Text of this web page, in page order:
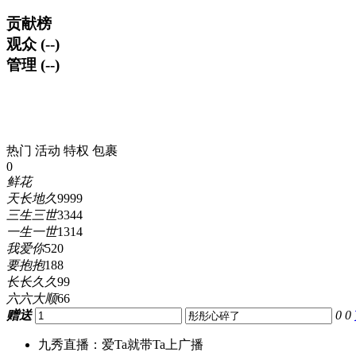
贡献榜
观众 (--)
管理 (--)
热门 活动 特权 包裹
0
鲜花
天长地久9999
三生三世3344
一生一世1314
我爱你520
要抱抱188
长长久久99
六六大顺66
赠送
0 0
九秀直播：爱Ta就带Ta上广播